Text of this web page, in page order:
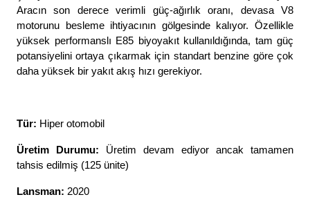
Aracın son derece verimli güç-ağırlık oranı, devasa V8
motorunu besleme ihtiyacının gölgesinde kalıyor. Özellikle
yüksek performanslı E85 biyoyakıt kullanıldığında, tam güç
potansiyelini ortaya çıkarmak için standart benzine göre çok
daha yüksek bir yakıt akış hızı gerekiyor.
Tür: Hiper otomobil
Üretim Durumu: Üretim devam ediyor ancak tamamen
tahsis edilmiş (125 ünite)
Lansman: 2020